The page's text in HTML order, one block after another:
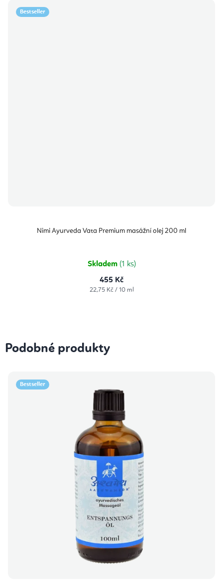
Bestseller
Nimi Ayurveda Vata Premium masážní olej 200 ml
Skladem (1 ks)
455 Kč
Měrná
22,75 Kč / 10 ml
Podobné produkty
Bestseller